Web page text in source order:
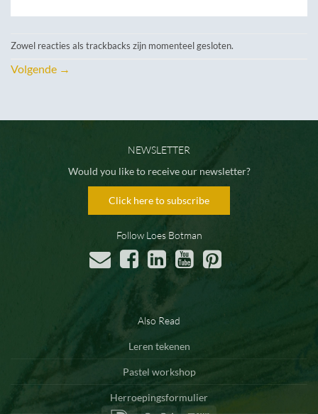
Zowel reacties als trackbacks zijn momenteel gesloten.
Volgende →
NEWSLETTER
Would you like to receive our newsletter?
Click here to subscribe
Follow Loes Botman
Also Read
Leren tekenen
Pastel workshop
Herroepingsformulier